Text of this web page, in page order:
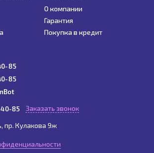
О компании
Гарантия
Покупка в кредит
85
85
85 Заказать звонок
пр. Кулакова 9ж